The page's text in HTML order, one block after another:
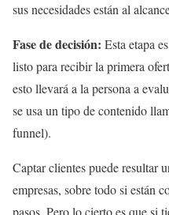
sus necesidades están al
Fase de decisión: Esta etapa
listo para recibir la primera
esto llevará a la persona a
se usa un tipo de contenido
funnel).
Captar clientes puede resultar
empresas, sobre todo si están
pasos. Pero lo cierto es que si